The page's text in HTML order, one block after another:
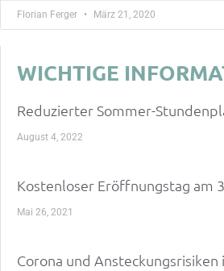
Florian Ferger März 21, 2020
WICHTIGE
Reduzierter Sommer-
August 4, 2022
Kostenloser Eröffnungstag am
Mai 26, 2021
Corona und Ansteckungsrisiken